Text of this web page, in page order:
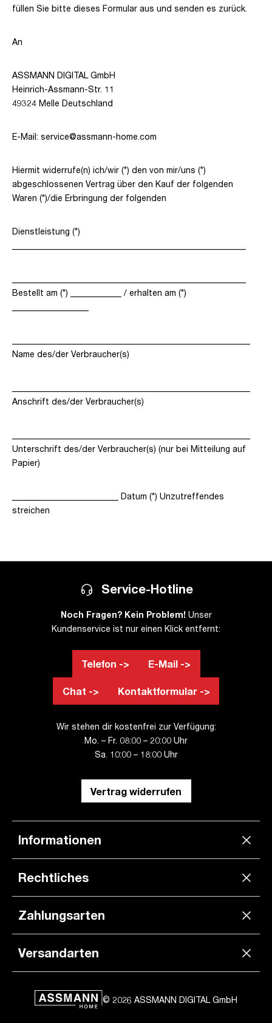
füllen Sie bitte dieses Formular aus und senden es zurück.
An
ASSMANN DIGITAL GmbH
Heinrich-Assmann-Str. 11
49324 Melle Deutschland
E-Mail: service@assmann-home.com
Hiermit widerrufe(n) ich/wir (*) den von mir/uns (*)
abgeschlossenen Vertrag über den Kauf der folgenden
Waren (*)/die Erbringung der folgenden
Dienstleistung (*)
Bestellt am (*) ____________ / erhalten am (*)
Name des/der Verbraucher(s)
Anschrift des/der Verbraucher(s)
Unterschrift des/der Verbraucher(s) (nur bei Mitteilung auf
Papier)
_________________________ Datum (*) Unzutreffendes
streichen
Service-Hotline
Noch Fragen? Kein Problem! Unser
Kundenservice ist nur einen Klick entfernt:
Telefon -> E-Mail ->
Chat -> Kontaktformular ->
Wir stehen dir kostenfrei zur Verfügung:
Mo. – Fr. 08:00 – 20:00 Uhr
Sa. 10:00 – 18:00 Uhr
Vertrag widerrufen
Informationen
Rechtliches
Zahlungsarten
Versandarten
© 2026 ASSMANN DIGITAL GmbH